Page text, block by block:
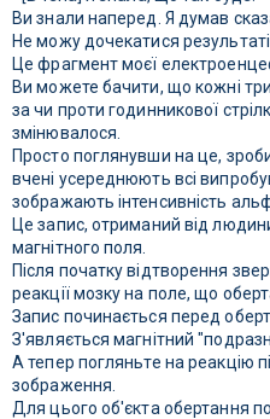
Ви знали наперед. Я думав
Не можу дочекатися
Це фрагмент моєї
Ви можете бачити, що кожні
за чи проти годинникової
змінювалося.
Просто поглянувши на це,
вчені усереднюють всі
зображають інтенсивність
Це запис, отриманий від
магнітного поля.
Після початку відтворення
реакції мозку на поле, що
Запис починається перед
З'являється магнітний
А тепер погляньте на реакцію
зображення.
Для цього об'єкта обертання